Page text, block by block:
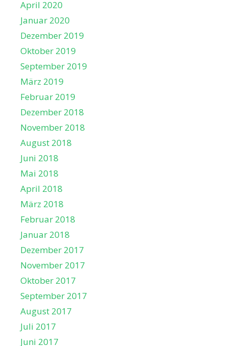
April 2020
Januar 2020
Dezember 2019
Oktober 2019
September 2019
März 2019
Februar 2019
Dezember 2018
November 2018
August 2018
Juni 2018
Mai 2018
April 2018
März 2018
Februar 2018
Januar 2018
Dezember 2017
November 2017
Oktober 2017
September 2017
August 2017
Juli 2017
Juni 2017